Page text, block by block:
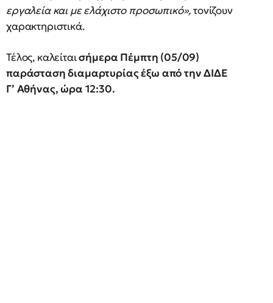
εργαλεία και με ελάχιστο προσωπικό»,τονίζουν
χαρακτηριστικά.
Τέλος, καλείταισήμερα Πέμπτη (05/09)
παράσταση διαμαρτυρίας έξω από την ΔΙΔΕ
Γ’ Αθήνας, ώρα 12:30.